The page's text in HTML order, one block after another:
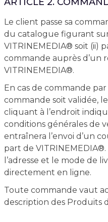
Le client passe sa
du catalogue figurant
VITRINEMEDIA® soit (ii)
commande auprès d’un
VITRINEMEDIA®.
En cas de commande
commande soit validée,
cliquant à l’endroit
conditions générales de
entraînera l’envoi d’un
part de
l’adresse et le mode de
directement en ligne.
Toute commande vaut
description des Produits